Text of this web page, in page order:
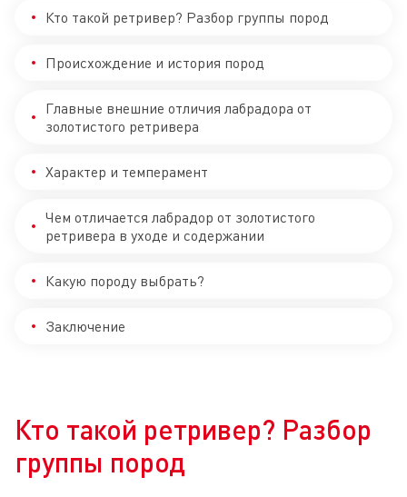
Кто такой ретривер? Разбор группы пород
Происхождение и история пород
Главные внешние отличия лабрадора от
золотистого ретривера
Характер и темперамент
Чем отличается лабрадор от золотистого
ретривера в уходе и содержании
Какую породу выбрать?
Заключение
Кто такой ретривер? Разбор
группы пород